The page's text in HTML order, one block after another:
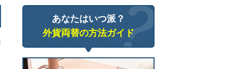
あなたはいつ派？
外貨両替の方法ガイド